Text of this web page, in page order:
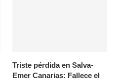
Triste pérdida en Salva-
Emer Canarias: Fallece el